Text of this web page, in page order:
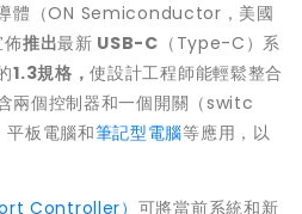
體（ON Semiconductor，美國
佈推出最新 USB-C （Type-C）系
1.3規格 ，使設計工程師能輕鬆整合
兩個控制器和一個開關（switc
平板電腦和筆記型電腦等應用，以
Controller） 可將當前系統和新